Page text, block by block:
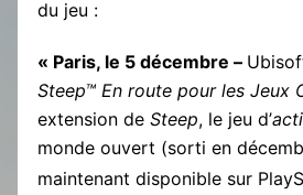
du jeu :
« Paris, le 5 décembre –
Steep™ En route pour les Jeux
extension de Steep, le jeu d’
monde ouvert (sorti en
maintenant disponible sur